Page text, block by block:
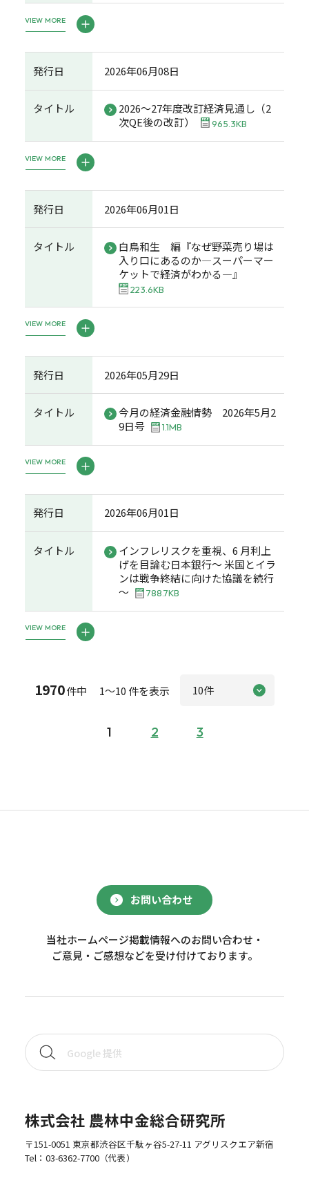
VIEW MORE
発行日 2026年06月08日
タイトル
2026～27年度改訂経済見通し（2
次QE後の改訂）
965.3KB
VIEW MORE
発行日 2026年06月01日
タイトル
白鳥和生 編『なぜ野菜売り場は
入り口にあるのか―スーパーマー
ケットで経済がわかる―』
223.6KB
VIEW MORE
発行日 2026年05月29日
タイトル
今月の経済金融情勢 2026年5月2
9日号
1.1MB
VIEW MORE
発行日 2026年06月01日
タイトル
インフレリスクを重視、6 月利上
げを目論む日本銀行～ 米国とイラ
ンは戦争終結に向けた協議を続行
～
788.7KB
VIEW MORE
1970件中 1～10 件を表示
1 2 3
お問い合わせ
当社ホームページ掲載情報へのお問い合わせ・
ご意見・ご感想などを受け付けております。
株式会社 農林中金総合研究所
〒151-0051 東京都渋谷区千駄ヶ谷5-27-11 アグリスクエア新宿
Tel： 03-6362-7700（代表）